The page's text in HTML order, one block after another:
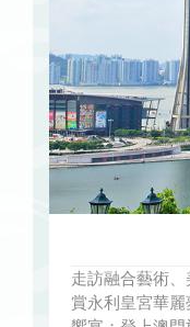
走訪融合藝術
賞永利皇宮華